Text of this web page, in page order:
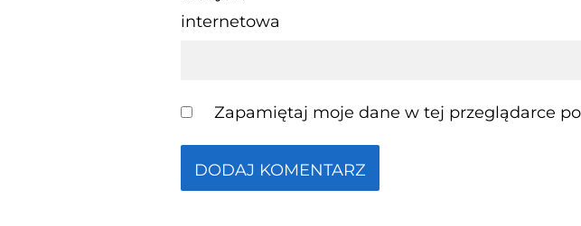
internetowa
Zapamiętaj moje dane w tej przeglądarce